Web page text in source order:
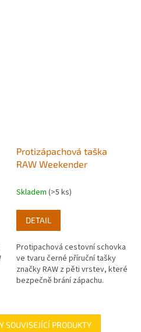
Protizápachová taška
RAW Weekender
Skladem (>5 ks)
DETAIL
Protipachová cestovní schovka
ve tvaru černé příruční tašky
značky RAW z pěti vrstev, které
bezpečně brání zápachu.
SOUVISEJÍCÍ PRODUKTY